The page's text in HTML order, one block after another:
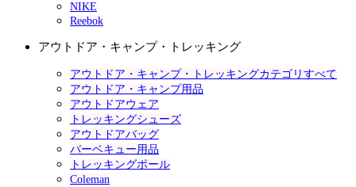
NIKE
Reebok
アウトドア・キャンプ・トレッキング
アウトドア・キャンプ・トレッキングカテゴリすべて
アウトドア・キャンプ用品
アウトドアウェア
トレッキングシューズ
アウトドアバッグ
バーベキュー用品
トレッキングポール
Coleman